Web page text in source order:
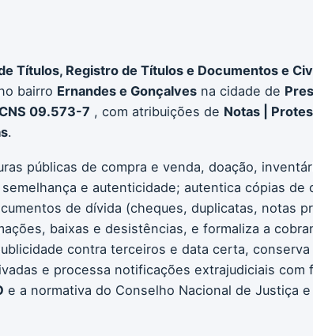
Títulos, Registro de Títulos e Documentos e
bairro Ernandes e Gonçalves na cidade de
09.573-7 , com atribuições de Notas |
.
públicas de compra e venda, doação,
e autenticidade; autentica cópias de
de dívida (cheques, duplicatas, notas
baixas e desistências, e formaliza a
contra terceiros e data certa,
e processa notificações extrajudiciais com
e a normativa do Conselho Nacional de Justiça